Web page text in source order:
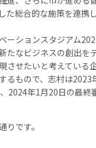
た総合的な施策を連携
ーションスタジアム
たなビジネスの創出を
させたいと考えている
るもので、志村は2023
2024年1月20日の最終
りです。